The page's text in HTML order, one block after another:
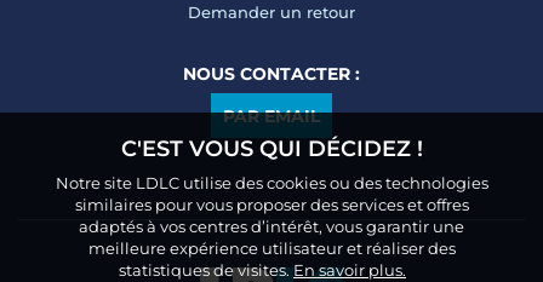
Demander un retour
NOUS CONTACTER :
PAR EMAIL
C'EST VOUS QUI DÉCIDEZ !
Notre site LDLC utilise des cookies ou des technologies
similaires pour vous proposer des services et offres
adaptés à vos centres d’intérêt, vous garantir une
meilleure expérience utilisateur et réaliser des
statistiques de visites.En savoir plus.